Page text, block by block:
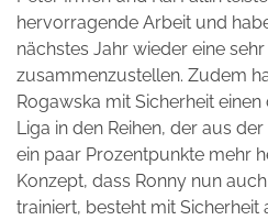
hervorragende Arbeit und
nächstes Jahr wieder eine
zusammenzustellen. Zudem
Rogawska mit Sicherheit
Liga in den Reihen, der aus
ein paar Prozentpunkte mehr
Konzept, dass Ronny nun
trainiert, besteht mit Sicherheit